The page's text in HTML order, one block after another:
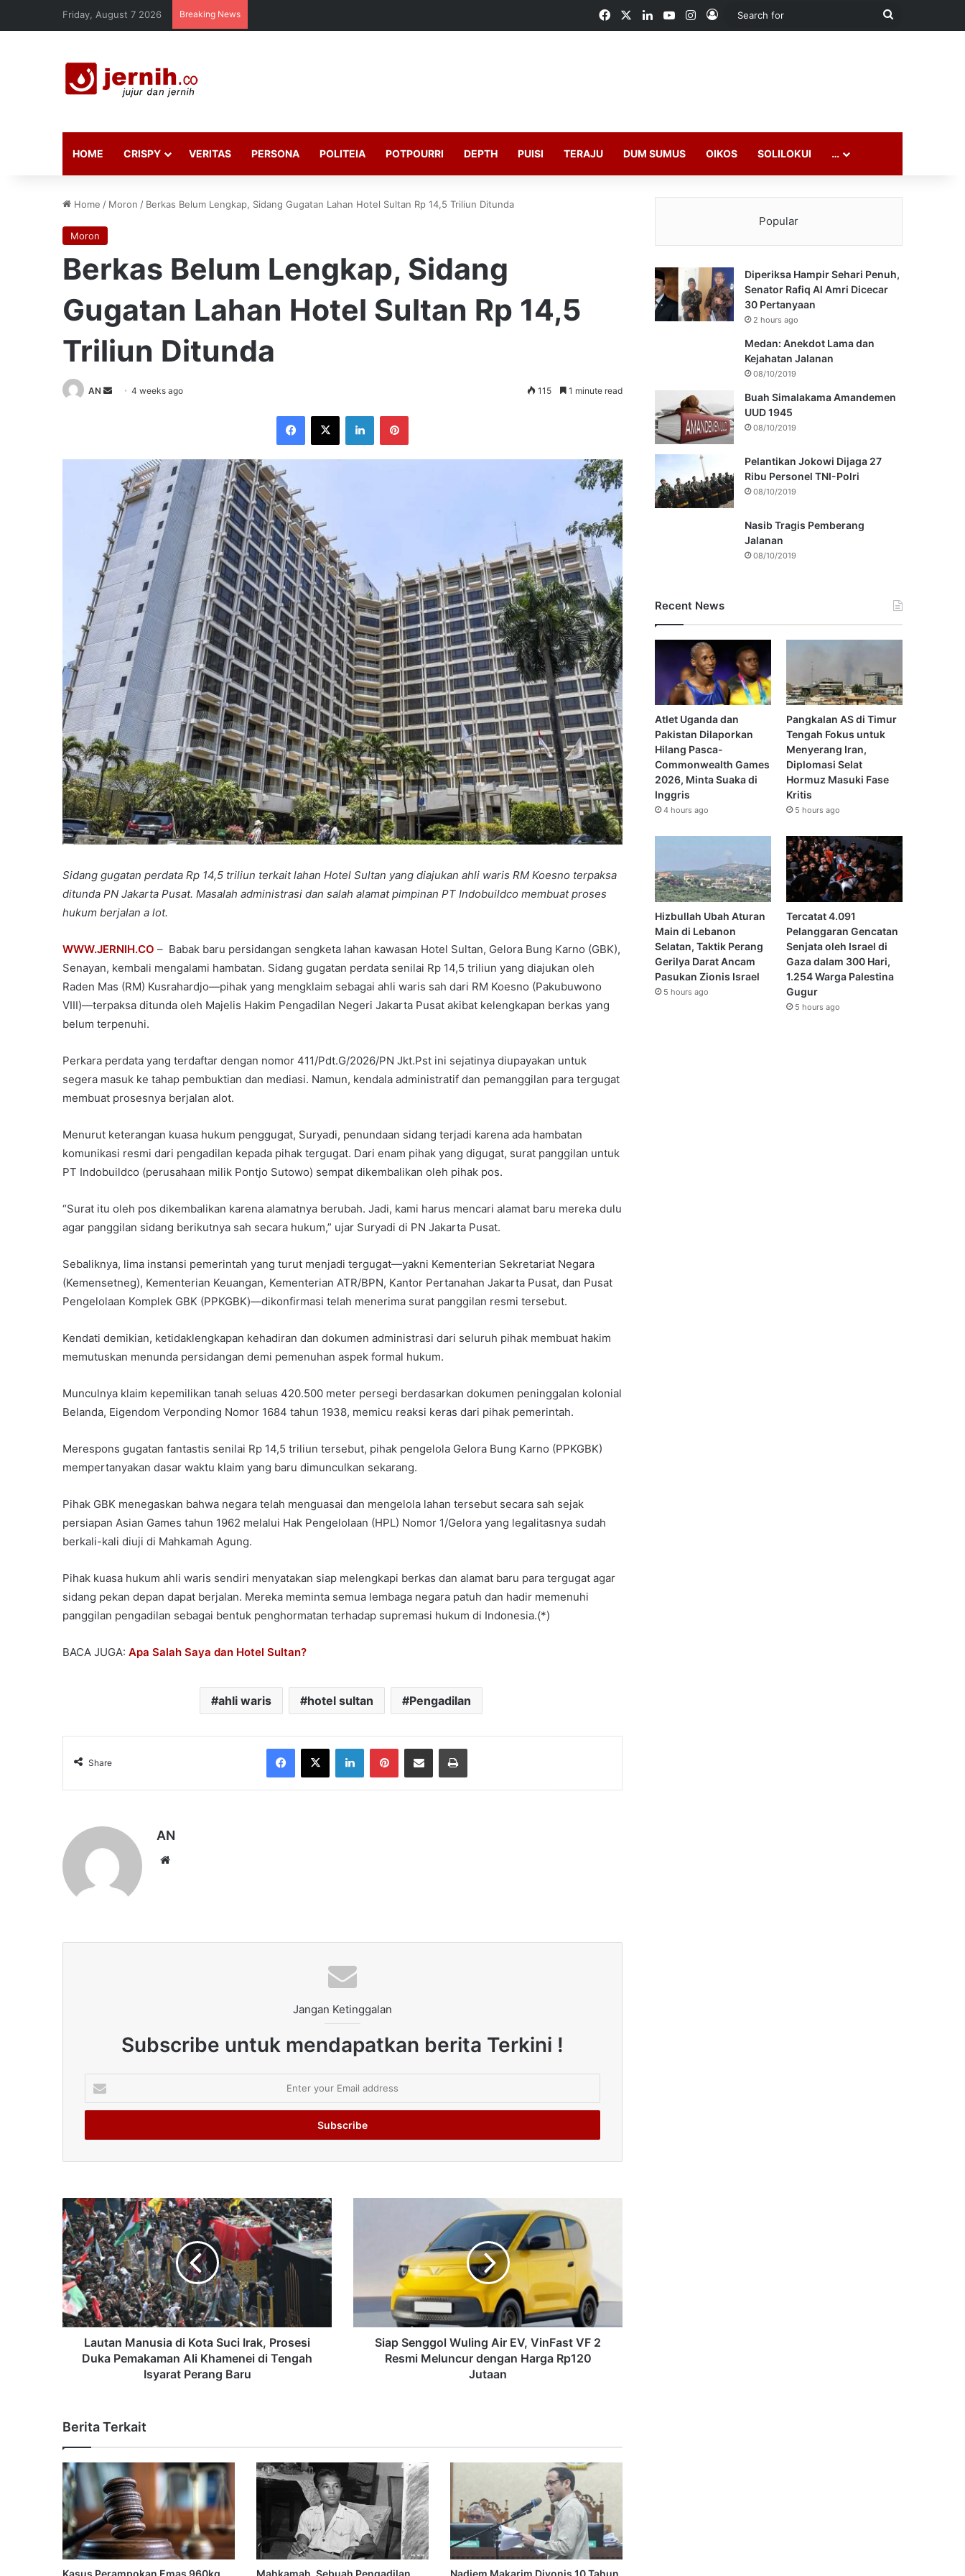
Friday, August 7 2026 Breaking News FacebookLinkedInYouTubeInstagram
Log In
Search
HOME CRISPY VERITAS PERSONA POLITEIA POTPOURRI DEPTH PUISI TERAJU DUM SUMUS OIKOS SOLILOKUI …
Home / Moron / Berkas Belum Lengkap, Sidang Gugatan Lahan Hotel Sultan Rp 14,5 Triliun Ditunda
Moron
Berkas Belum Lengkap, Sidang
Gugatan Lahan Hotel Sultan Rp 14,5
Triliun Ditunda
AN
Send4 weeks ago 115 1 minute read
Facebook
X LinkedInPinterest
Sidang gugatan perdata Rp 14,5 triliun terkait lahan Hotel Sultan yang diajukan ahli waris RM Koesno terpaksa
ditunda PN Jakarta Pusat. Masalah administrasi dan salah alamat pimpinan PT Indobuildco membuat proses
hukum berjalan a lot.
WWW.JERNIH.CO – ​ Babak baru persidangan sengketa lahan kawasan Hotel Sultan, Gelora Bung Karno (GBK),
Senayan, kembali mengalami hambatan. Sidang gugatan perdata senilai Rp 14,5 triliun yang diajukan oleh
Raden Mas (RM) Kusrahardjo—pihak yang mengklaim sebagai ahli waris sah dari RM Koesno (Pakubuwono
VIII)—terpaksa ditunda oleh Majelis Hakim Pengadilan Negeri Jakarta Pusat akibat kelengkapan berkas yang
belum terpenuhi.
Perkara perdata yang terdaftar dengan nomor 411/Pdt.G/2026/PN Jkt.Pst ini sejatinya diupayakan untuk
segera masuk ke tahap pembuktian dan mediasi. Namun, kendala administratif dan pemanggilan para tergugat
membuat prosesnya berjalan alot.
Menurut keterangan kuasa hukum penggugat, Suryadi, penundaan sidang terjadi karena ada hambatan
komunikasi resmi dari pengadilan kepada pihak tergugat. Dari enam pihak yang digugat, surat panggilan untuk
PT Indobuildco (perusahaan milik Pontjo Sutowo) sempat dikembalikan oleh pihak pos.
“Surat itu oleh pos dikembalikan karena alamatnya berubah. Jadi, kami harus mencari alamat baru mereka dulu
agar panggilan sidang berikutnya sah secara hukum,” ujar Suryadi di PN Jakarta Pusat.
Sebaliknya, lima instansi pemerintah yang turut menjadi tergugat—yakni Kementerian Sekretariat Negara
(Kemensetneg), Kementerian Keuangan, Kementerian ATR/BPN, Kantor Pertanahan Jakarta Pusat, dan Pusat
Pengelolaan Komplek GBK (PPKGBK)—dikonfirmasi telah menerima surat panggilan resmi tersebut.
Kendati demikian, ketidaklengkapan kehadiran dan dokumen administrasi dari seluruh pihak membuat hakim
memutuskan menunda persidangan demi pemenuhan aspek formal hukum.
Munculnya klaim kepemilikan tanah seluas 420.500 meter persegi berdasarkan dokumen peninggalan kolonial
Belanda, Eigendom Verponding Nomor 1684 tahun 1938, memicu reaksi keras dari pihak pemerintah.
Merespons gugatan fantastis senilai Rp 14,5 triliun tersebut, pihak pengelola Gelora Bung Karno (PPKGBK)
mempertanyakan dasar waktu klaim yang baru dimunculkan sekarang.
Pihak GBK menegaskan bahwa negara telah menguasai dan mengelola lahan tersebut secara sah sejak
persiapan Asian Games tahun 1962 melalui Hak Pengelolaan (HPL) Nomor 1/Gelora yang legalitasnya sudah
berkali-kali diuji di Mahkamah Agung.
Pihak kuasa hukum ahli waris sendiri menyatakan siap melengkapi berkas dan alamat baru para tergugat agar
sidang pekan depan dapat berjalan. Mereka meminta semua lembaga negara patuh dan hadir memenuhi
panggilan pengadilan sebagai bentuk penghormatan terhadap supremasi hukum di Indonesia.(*)
BACA JUGA: Apa Salah Saya dan Hotel Sultan?
ahli waris hotel sultan Pengadilan
Share
Facebook
X LinkedInPinterestShare via Email Print
AN
Jangan Ketinggalan
Subscribe untuk mendapatkan berita Terkini !
your
Email
Lautan Manusia di Kota Suci Irak, Prosesi
Duka Pemakaman Ali Khamenei di Tengah
Isyarat Perang Baru
Siap Senggol Wuling Air EV, VinFast VF 2
Resmi Meluncur dengan Harga Rp120
Jutaan
Berita Terkait
Kasus Perampokan Emas 960kg Mahkamah, Sebuah Pengadilan Nadiem Makarim Divonis 10 Tahun
Popular
Diperiksa Hampir Sehari Penuh,
Senator Rafiq Al Amri Dicecar
30 Pertanyaan
2 hours ago
Medan: Anekdot Lama dan
Kejahatan Jalanan
08/10/2019
Buah Simalakama Amandemen
UUD 1945
08/10/2019
Pelantikan Jokowi Dijaga 27
Ribu Personel TNI-Polri
08/10/2019
Nasib Tragis Pemberang
Jalanan
08/10/2019
Recent News
Atlet Uganda dan
Pakistan Dilaporkan
Hilang Pasca-
Commonwealth Games
2026, Minta Suaka di
Inggris
4 hours ago
Pangkalan AS di Timur
Tengah Fokus untuk
Menyerang Iran,
Diplomasi Selat
Hormuz Masuki Fase
Kritis
5 hours ago
Hizbullah Ubah Aturan
Main di Lebanon
Selatan, Taktik Perang
Gerilya Darat Ancam
Pasukan Zionis Israel
5 hours ago
Tercatat 4.091
Pelanggaran Gencatan
Senjata oleh Israel di
Gaza dalam 300 Hari,
1.254 Warga Palestina
Gugur
5 hours ago